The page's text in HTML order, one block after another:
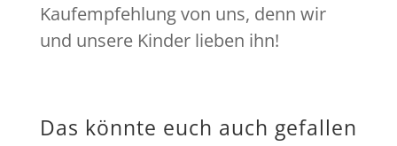
Kaufempfehlung von uns, denn wir
und unsere Kinder lieben ihn!
Das könnte euch auch gefallen